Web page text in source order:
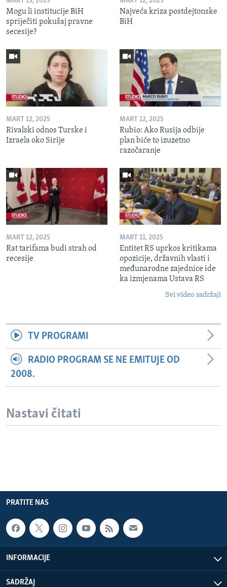
Mogu li institucije BiH
spriječiti pokušaj pravne
secesije?
Najveća kriza postdejtonske
BiH
MART 12, 2025
Rivalski odnos Turske i
Izraela oko Sirije
MART 12, 2025
Rubio: Ako Rusija odbije
plan biće to izuzetno
razočaranje
MART 12, 2025
Rat tarifama budi strah od
recesije
MART 11, 2025
Entitet RS uprkos kritikama
opozicije, državnih vlasti i
međunarodne zajednice ide
ka izmjenama Ustava RS
Svi video sadržaji
TV PROGRAMI
RADIO PROGRAM SE NE EMITUJE OD
2008.
Nastavi čitati
PRATITE NAS
INFORMACIJE
SADRŽAJ